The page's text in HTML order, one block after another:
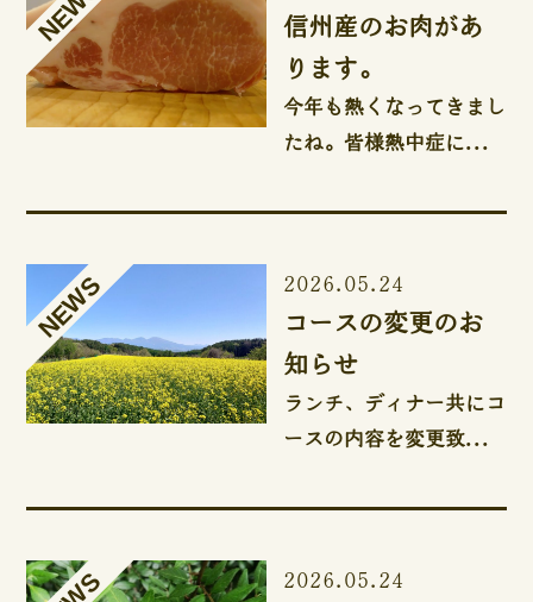
信州産のお肉があ
ります。
今年も熱くなってきまし
たね。皆様熱中症に...
2026.05.24
コースの変更のお
知らせ
ランチ、ディナー共にコ
ースの内容を変更致...
2026.05.24